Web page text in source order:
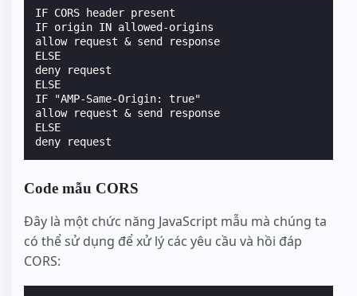
IF CORS header present
IF origin IN allowed-origins
allow request & send response
ELSE
deny request
ELSE
IF "AMP-Same-Origin: true"
allow request & send response
ELSE
Code mẫu CORS
Đây là một chức năng JavaScript mẫu mà chúng ta
có thể sử dụng để xử lý các yêu cầu và hồi đáp
CORS: